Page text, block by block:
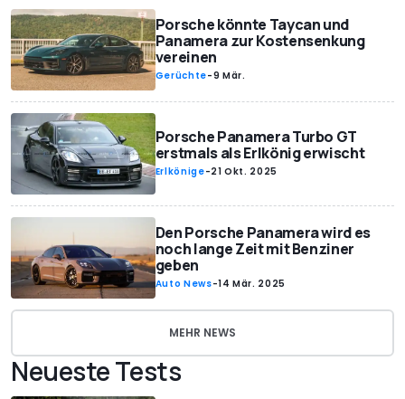
Porsche könnte Taycan und
Panamera zur Kostensenkung
vereinen
Gerüchte-9 Mär.
Porsche Panamera Turbo GT
erstmals als Erlkönig erwischt
Erlkönige-21 Okt. 2025
Den Porsche Panamera wird es
noch lange Zeit mit Benziner
geben
Auto News-14 Mär. 2025
MEHR NEWS
Neueste Tests